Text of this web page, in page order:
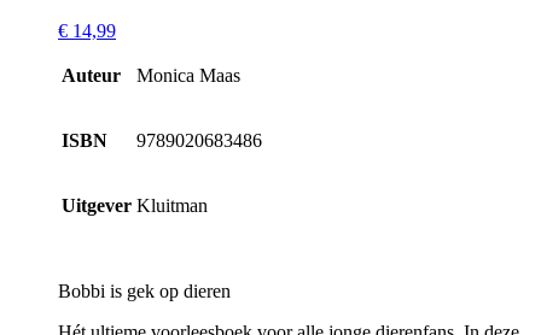
€ 14,99
Auteur Monica Maas
ISBN 9789020683486
Uitgever Kluitman
Bobbi is gek op dieren